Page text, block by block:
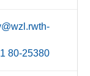
80-25380